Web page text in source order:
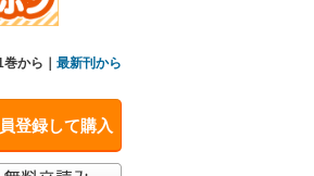
巻から｜ 最新刊から
登録して購入